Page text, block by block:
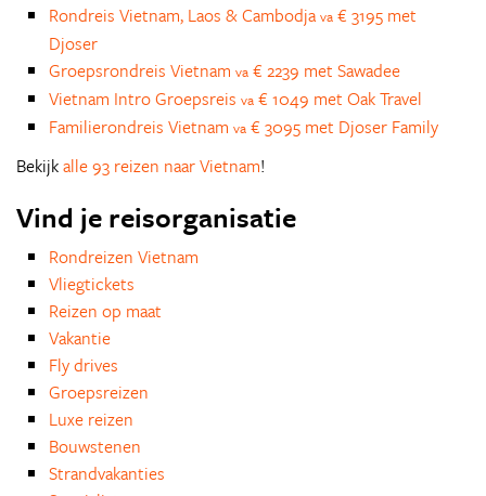
Rondreis Vietnam, Laos & Cambodja va € 3195 met
Djoser
Groepsrondreis Vietnam va € 2239 met Sawadee
Vietnam Intro Groepsreis va € 1049 met Oak Travel
Familierondreis Vietnam va € 3095 met Djoser Family
Bekijkalle 93 reizen naar Vietnam!
Vind je reisorganisatie
Rondreizen Vietnam
Vliegtickets
Reizen op maat
Vakantie
Fly drives
Groepsreizen
Luxe reizen
Bouwstenen
Strandvakanties